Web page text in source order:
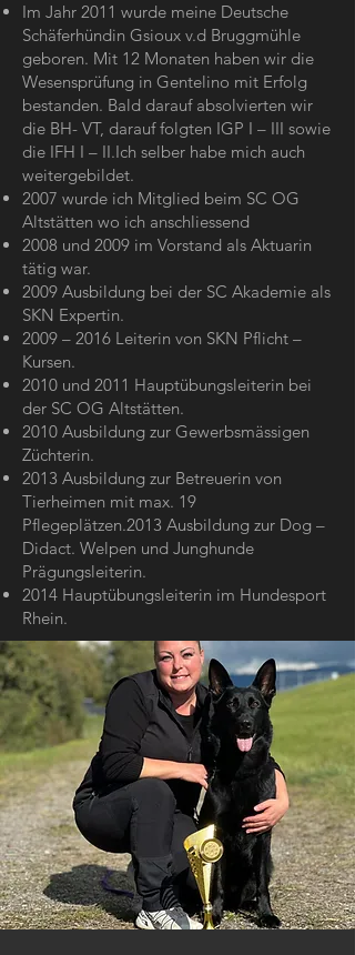
Im Jahr 2011 wurde meine Deutsche
Schäferhündin Gsioux v.d Bruggmühle
geboren. Mit 12 Monaten haben wir die
Wesensprüfung in Gentelino mit Erfolg
bestanden. Bald darauf absolvierten wir
die BH- VT, darauf folgten IGP I – III sowie
die IFH I – II.Ich selber habe mich auch
weitergebildet.
2007 wurde ich Mitglied beim SC OG
Altstätten wo ich anschliessend
2008 und 2009 im Vorstand als Aktuarin
tätig war.
2009 Ausbildung bei der SC Akademie als
SKN Expertin.
2009 – 2016 Leiterin von SKN Pflicht –
Kursen.
2010 und 2011 Hauptübungsleiterin bei
der SC OG Altstätten.
2010 Ausbildung zur Gewerbsmässigen
Züchterin.
2013 Ausbildung zur Betreuerin von
Tierheimen mit max. 19
Pflegeplätzen.2013 Ausbildung zur Dog –
Didact. Welpen und Junghunde
Prägungsleiterin.
2014 Hauptübungsleiterin im Hundesport
Rhein.